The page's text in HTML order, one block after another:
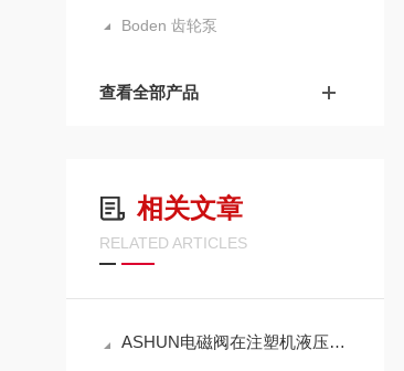
Boden 齿轮泵
查看全部产品
相关文章
RELATED ARTICLES
ASHUN电磁阀在注塑机液压系统中怎么用？换向控制与稳定运行方案梳理